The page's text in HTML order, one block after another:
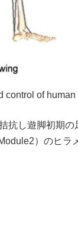
control of human
抗し遊脚初期の
）のヒラ